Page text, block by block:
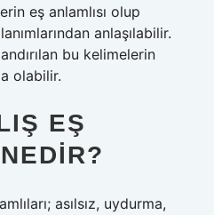
eş anlamlısı olup
anlaşılabilir.
bu kelimelerin
olabilir.
EŞ
asılsız, uydurma,